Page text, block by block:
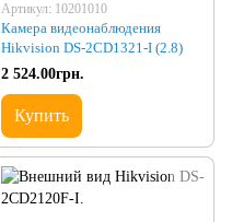
Артикул: 10201010
Камера видеонаблюдения
Hikvision DS-2CD1321-I (2.8)
2 524.00грн.
Купить